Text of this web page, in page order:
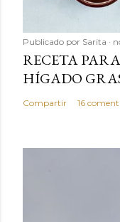
Publicado por Sarita
RECETA
HÍGADO
Compartir 16